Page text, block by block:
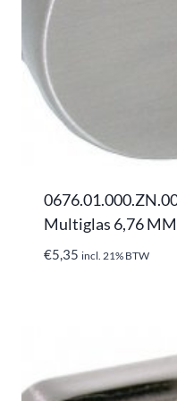
Multiglas 6,76
€5,35 incl. 21% BTW